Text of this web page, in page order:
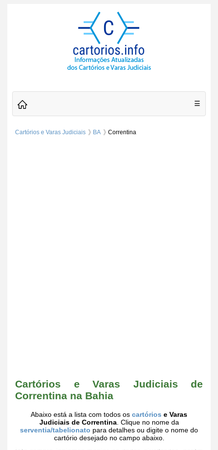
☰
Cartórios e Varas Judiciais BA Correntina
Cartórios e Varas Judiciais de
Correntina na Bahia
Abaixo está a lista com todos os cartórios e Varas
Judiciais de Correntina. Clique no nome da
serventia/tabelionato para detalhes ou digite o nome do
cartório desejado no campo abaixo.